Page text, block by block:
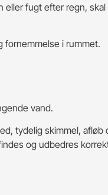
fugt efter regn,
fornemmelse i rummet.
vand.
tydelig skimmel, afløb
og udbedres